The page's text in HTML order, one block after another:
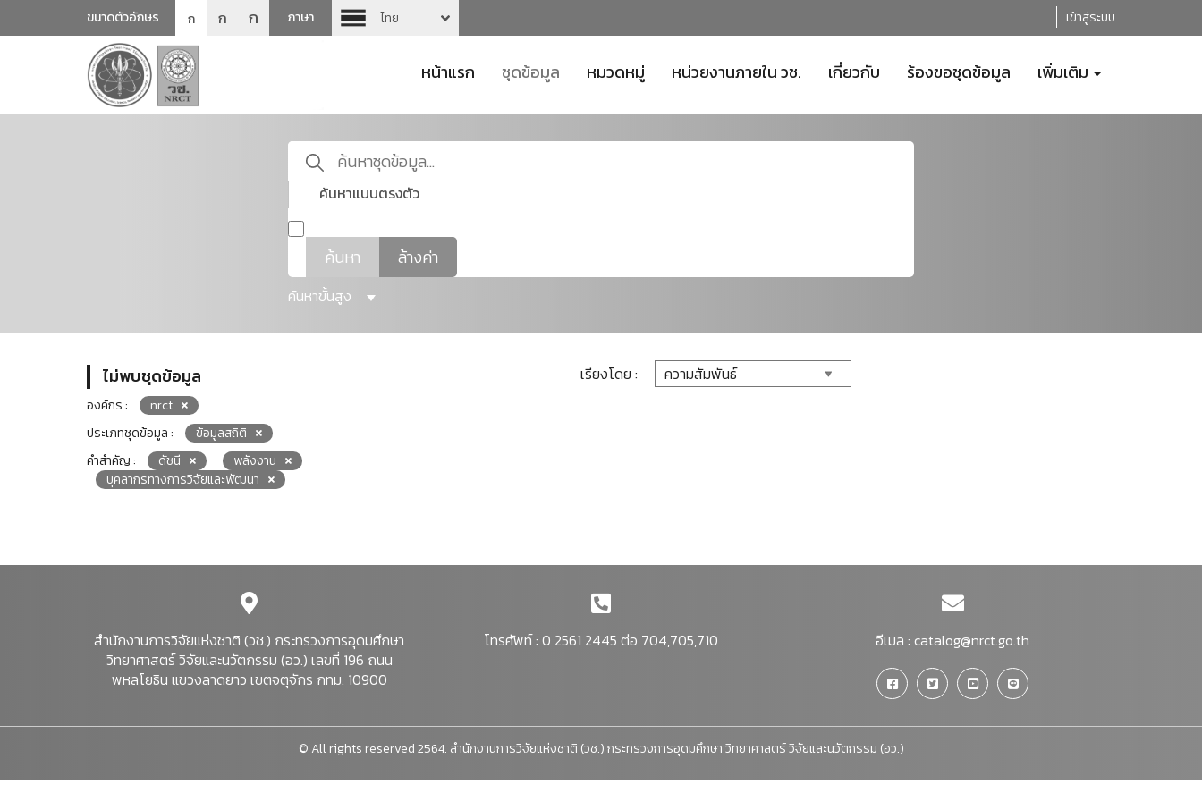
ขนาดตัวอักษร ก ก ก ภาษา ไทย เข้าสู่ระบบ
หน้าแรก ชุดข้อมูล หมวดหมู่ หน่วยงานภายใน วช. เกี่ยวกับ ร้องขอชุดข้อมูล เพิ่มเติม
ค้นหาแบบตรงตัว
ค้นหา ล้างค่า
ค้นหาขั้นสูง
ไม่พบชุดข้อมูล
องค์กร :
nrct
ประเภทชุดข้อมูล :
ข้อมูลสถิติ
คำสำคัญ :
ดัชนี
พลังงาน
บุคลากรทางการวิจัยและพัฒนา
เรียงโดย :
สำนักงานการวิจัยแห่งชาติ (วช.) กระทรวงการอุดมศึกษา
วิทยาศาสตร์ วิจัยและนวัตกรรม (อว.) เลขที่ 196 ถนน
พหลโยธิน แขวงลาดยาว เขตจตุจักร กทม. 10900
โทรศัพท์ : 0 2561 2445 ต่อ 704,705,710 อีเมล :catalog@nrct.go.th
© All rights reserved 2564. สำนักงานการวิจัยแห่งชาติ (วช.) กระทรวงการอุดมศึกษา วิทยาศาสตร์ วิจัยและนวัตกรรม (อว.)